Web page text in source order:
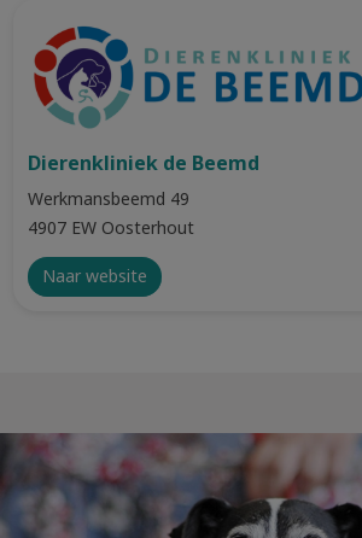
Dierenkliniek de Beemd
Werkmansbeemd 49
4907 EW Oosterhout
Naar website